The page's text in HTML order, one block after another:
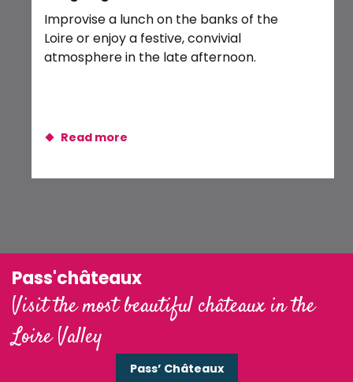
Mirabeau au jardin
Découvrez la demeure de Jeanne de Villebresme
Improvise a lunch on the banks of the
Loire or enjoy a festive, convivial
atmosphere in the late afternoon.
Read more
Pass'châteaux
Visit the most beautiful châteaux in the
Loire Valley
Pass’ Châteaux